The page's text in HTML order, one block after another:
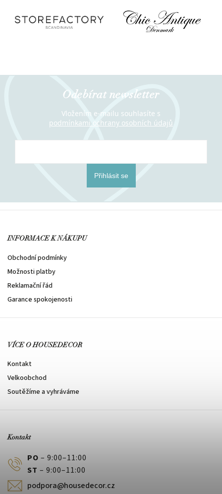
Odebírat newsletter
Vložením e-mailu souhlasíte s
podmínkami ochrany osobních údajů
Přihlásit se
INFORMACE K NÁKUPU
Obchodní podmínky
Možnosti platby
Reklamační řád
Garance spokojenosti
VÍCE O HOUSEDECOR
Kontakt
Velkoobchod
Soutěžíme a vyhráváme
Kontakt
PO – 9:00–11:00
ST – 9:00–11:00
podpora@housedecor.cz